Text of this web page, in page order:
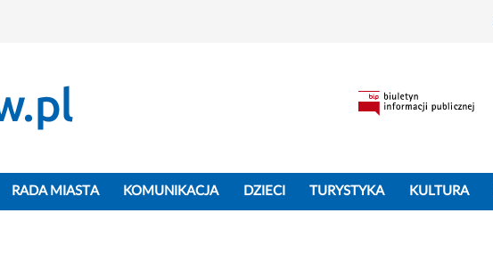
RADA MIASTA KOMUNIKACJA DZIECI TURYSTYKA KULTURA